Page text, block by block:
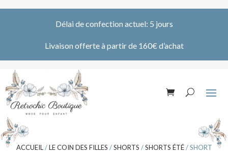
Délai de confection actuel: 5 jours
Livaison offerte à partir de 160€ d’achat
ACCUEIL /LE COIN DES FILLES /SHORTS /SHORTS ÉTÉ/ SHORT